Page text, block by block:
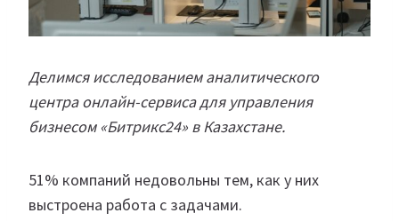
Делимся исследованием аналитического
центра онлайн-сервиса для управления
бизнесом «Битрикс24» в Казахстане.
51% компаний недовольны тем, как у них
выстроена работа с задачами.